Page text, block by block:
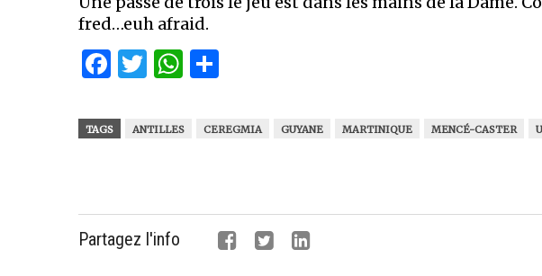
fred…euh afraid.
Facebook
Twitter
WhatsApp
TAGS ANTILLES CEREGMIA GUYANE MARTINIQUE MENCÉ-CASTER
Partagez l'info